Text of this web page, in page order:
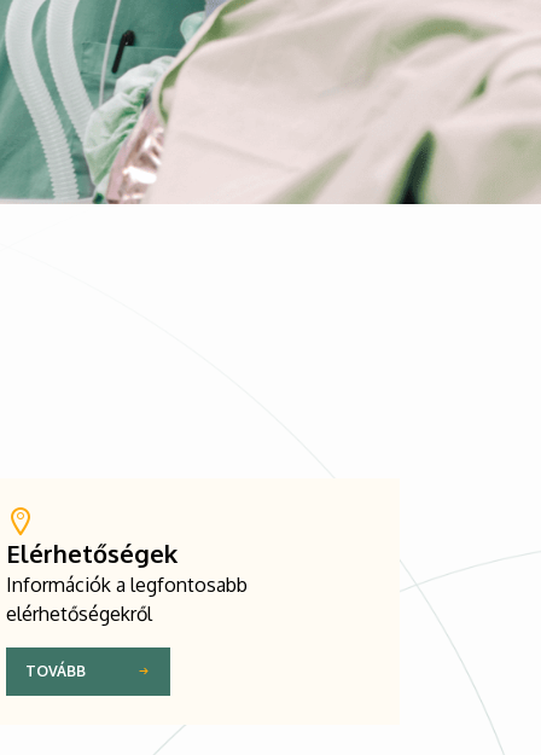
Elérhetőségek
Információk a legfontosabb
elérhetőségekről
TOVÁBB